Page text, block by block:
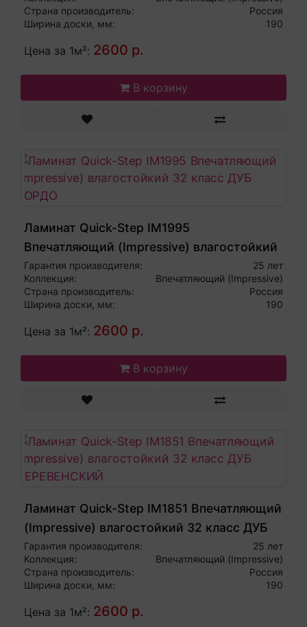
ЛАКИРОВАННАЯ
Страна производитель:
Россия
Ширина доски, мм:
190
Цена за 1м²: 2600 р.
В корзину
Ламинат Quick-Step IM1995
Впечатляющий (Impressive) влагостойкий
32 класс ДУБ БОРДО
Гарантия производителя:
25 лет
Коллекция:
Впечатляющий (Impressive)
Страна производитель:
Россия
Ширина доски, мм:
190
Цена за 1м²: 2600 р.
В корзину
Ламинат Quick-Step IM1851 Впечатляющий
(Impressive) влагостойкий 32 класс ДУБ
ДЕРЕВЕНСКИЙ
Гарантия производителя:
25 лет
Коллекция:
Впечатляющий (Impressive)
Страна производитель:
Россия
Ширина доски, мм:
190
Цена за 1м²: 2600 р.